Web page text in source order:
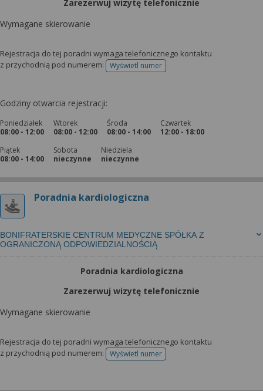
Zarezerwuj wizytę telefonicznie
Wymagane skierowanie
Rejestracja do tej poradni wymaga telefonicznego kontaktu
z przychodnią pod numerem:
Wyświetl numertelefonu do rejestracji
Godziny otwarcia rejestracji:
Poniedziałek
08:00 - 12:00
Wtorek
08:00 - 12:00
Środa
08:00 - 14:00
Czwartek
12:00 - 18:00
Piątek
08:00 - 14:00
Sobota
nieczynne
Niedziela
nieczynne
Poradnia kardiologiczna
BONIFRATERSKIE CENTRUM MEDYCZNE SPÓŁKA Z
OGRANICZONĄ ODPOWIEDZIALNOŚCIĄ
Poradnia kardiologiczna
Zarezerwuj wizytę telefonicznie
Wymagane skierowanie
Rejestracja do tej poradni wymaga telefonicznego kontaktu
z przychodnią pod numerem:
Wyświetl numertelefonu do rejestracji